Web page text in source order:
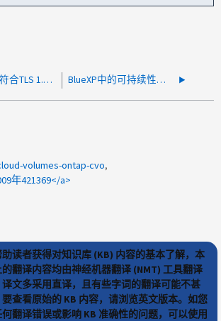
存储帐户不符合TLS 1.2版 BlueXP中的可持续性信息板显示了多个组织
volumes-ontap-cvo
年421369</a>
读者获得对知识库 (KB) 内容的基本了解，本
翻译内容均由神经机器翻译 (NMT) 工具翻译
文多采用直译，且有些字词的翻译可能不甚
查看原始的 KB 内容，请浏览英文版本。如您
翻译错误或影响 KB 准确性的问题，可以使用